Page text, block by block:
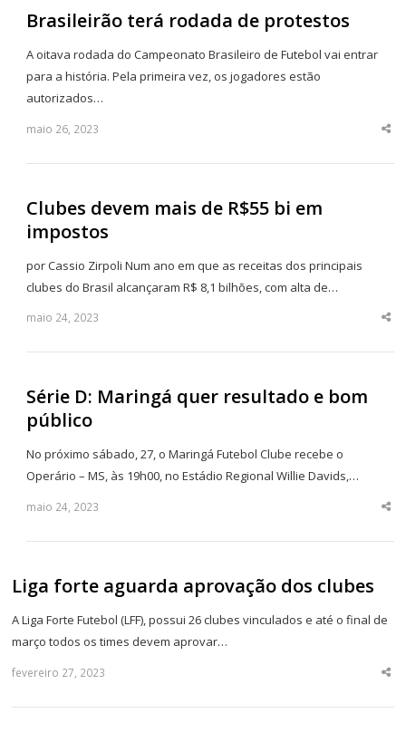
Brasileirão terá rodada de protestos
A oitava rodada do Campeonato Brasileiro de Futebol vai entrar
para a história. Pela primeira vez, os jogadores estão
autorizados…
maio 26, 2023
Clubes devem mais de R$55 bi em
impostos
por Cassio Zirpoli Num ano em que as receitas dos principais
clubes do Brasil alcançaram R$ 8,1 bilhões, com alta de…
maio 24, 2023
Série D: Maringá quer resultado e bom
público
No próximo sábado, 27, o Maringá Futebol Clube recebe o
Operário – MS, às 19h00, no Estádio Regional Willie Davids,…
maio 24, 2023
Liga forte aguarda aprovação dos clubes
A Liga Forte Futebol (LFF), possui 26 clubes vinculados e até o final de
março todos os times devem aprovar…
fevereiro 27, 2023